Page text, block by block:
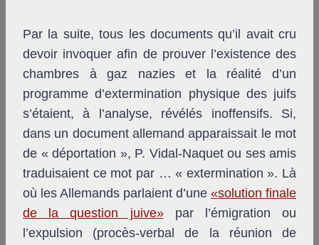
Par la suite, tous les documents qu’il avait cru
devoir invoquer afin de prouver l’existence des
chambres à gaz nazies et la réalité d’un
programme d’extermination physique des juifs
s’étaient, à l’analyse, révélés inoffensifs. Si,
dans un document allemand apparaissait le mot
de « déportation », P. Vidal-Naquet ou ses amis
traduisaient ce mot par … « extermination ». Là
où les Allemands parlaient d’une «solution finale
de la question juive»par l’émigration ou
l’expulsion (procès-verbal de la réunion de